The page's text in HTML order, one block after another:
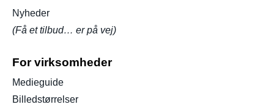
Nyheder
(Få et tilbud… er på vej)
For virksomheder
Medieguide
Billedstørrelser